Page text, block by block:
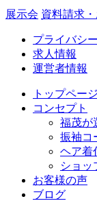
展示会 資料請求
プライバシ
求人情報
運営者情報
トップページ
コンセプト
福茂が
振袖コ
ヘア着
ショッ
お客様の声
ブログ